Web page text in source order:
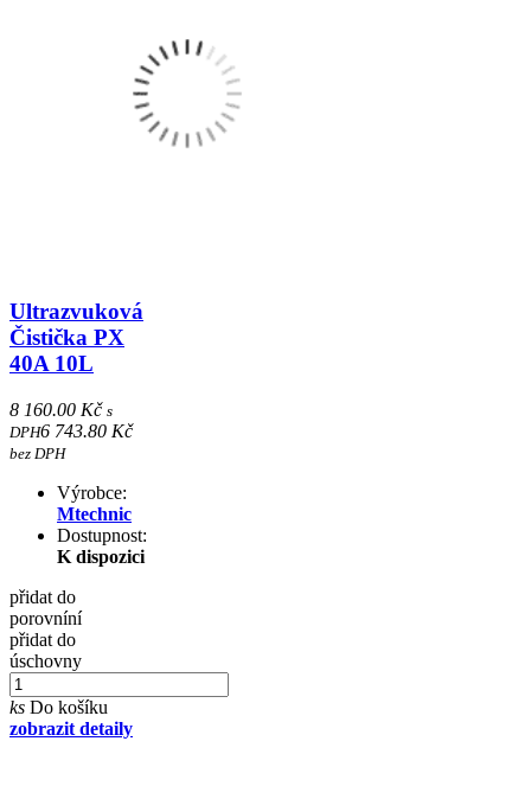
Ultrazvuková
Čistička PX
40A 10L
8 160.00 Kč s
DPH6 743.80 Kč
bez DPH
Výrobce:
Mtechnic
Dostupnost:
K dispozici
přidat do
porovníní
přidat do
úschovny
ks Do košíku
zobrazit detaily